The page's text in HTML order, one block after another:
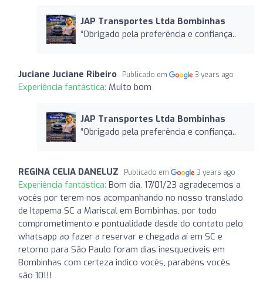
JAP Transportes Ltda Bombinhas
“Obrigado pela preferência e confiança..
Juciane Juciane Ribeiro Publicado em 3 years ago
Experiência fantástica: Muito bom
JAP Transportes Ltda Bombinhas
“Obrigado pela preferência e confiança..
REGINA CELIA DANELUZ Publicado em 3 years ago
Experiência fantástica: Bom dia, 17/01/23 agradecemos a
vocês por terem nos acompanhando no nosso translado
de Itapema SC a Mariscal em Bombinhas, por todo
comprometimento e pontualidade desde do contato pelo
whatsapp ao fazer a reservar e chegada aí em SC e
retorno para São Paulo foram dias inesquecíveis em
Bombinhas com certeza indico vocês, parabéns vocês
são 10!!!